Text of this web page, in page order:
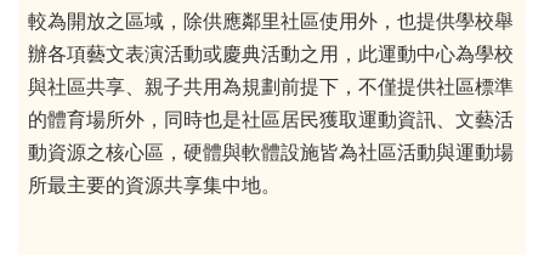
較為開放之區域，除供應鄰里社區使用外，也提供學校舉
辦各項藝文表演活動或慶典活動之用，此運動中心為學校
與社區共享、親子共用為規劃前提下，不僅提供社區標準
的體育場所外，同時也是社區居民獲取運動資訊、文藝活
動資源之核心區，硬體與軟體設施皆為社區活動與運動場
所最主要的資源共享集中地。